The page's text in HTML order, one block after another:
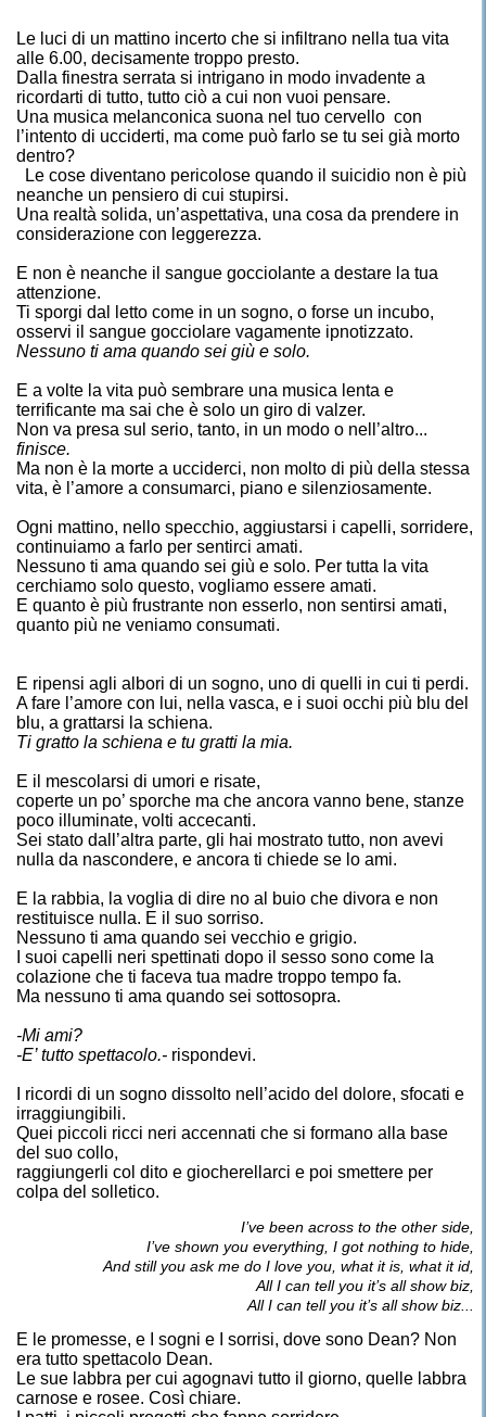
Le luci di un mattino incerto che si infiltrano nella tua vita
alle 6.00, decisamente troppo presto.
Dalla finestra serrata si intrigano in modo invadente a
ricordarti di tutto, tutto ciò a cui non vuoi pensare.
Una musica melanconica suona nel tuo cervello con
l’intento di ucciderti, ma come può farlo se tu sei già morto
dentro?
Le cose diventano pericolose quando il suicidio non è più
neanche un pensiero di cui stupirsi.
Una realtà solida, un’aspettativa, una cosa da prendere in
considerazione con leggerezza.
E non è neanche il sangue gocciolante a destare la tua
attenzione.
Ti sporgi dal letto come in un sogno, o forse un incubo,
osservi il sangue gocciolare vagamente ipnotizzato.
Nessuno ti ama quando sei giù e solo.
E a volte la vita può sembrare una musica lenta e
terrificante ma sai che è solo un giro di valzer.
Non va presa sul serio, tanto, in un modo o nell’altro...
finisce.
Ma non è la morte a ucciderci, non molto di più della stessa
vita, è l’amore a consumarci, piano e silenziosamente.
Ogni mattino, nello specchio, aggiustarsi i capelli, sorridere,
continuiamo a farlo per sentirci amati.
Nessuno ti ama quando sei giù e solo. Per tutta la vita
cerchiamo solo questo, vogliamo essere amati.
E quanto è più frustrante non esserlo, non sentirsi amati,
quanto più ne veniamo consumati.
E ripensi agli albori di un sogno, uno di quelli in cui ti perdi.
A fare l’amore con lui, nella vasca, e i suoi occhi più blu del
blu, a grattarsi la schiena.
Ti gratto la schiena e tu gratti la mia.
E il mescolarsi di umori e risate,
coperte un po’ sporche ma che ancora vanno bene, stanze
poco illuminate, volti accecanti.
Sei stato dall’altra parte, gli hai mostrato tutto, non avevi
nulla da nascondere, e ancora ti chiede se lo ami.
E la rabbia, la voglia di dire no al buio che divora e non
restituisce nulla. E il suo sorriso.
Nessuno ti ama quando sei vecchio e grigio.
I suoi capelli neri spettinati dopo il sesso sono come la
colazione che ti faceva tua madre troppo tempo fa.
Ma nessuno ti ama quando sei sottosopra.
-Mi ami?
-E’ tutto spettacolo.- rispondevi.
I ricordi di un sogno dissolto nell’acido del dolore, sfocati e
irraggiungibili.
Quei piccoli ricci neri accennati che si formano alla base
del suo collo,
raggiungerli col dito e giocherellarci e poi smettere per
colpa del solletico.
I’ve been across to the other side,
I’ve shown you everything, I got nothing to hide,
And still you ask me do I love you, what it is, what it id,
All I can tell you it’s all show biz,
All I can tell you it’s all show biz...
E le promesse, e I sogni e I sorrisi, dove sono Dean? Non
era tutto spettacolo Dean.
Le sue labbra per cui agognavi tutto il giorno, quelle labbra
carnose e rosee. Così chiare.